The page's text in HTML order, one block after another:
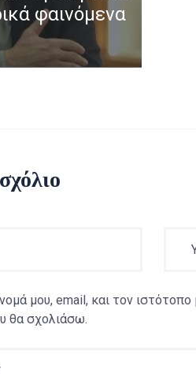
φαινόμενα
μου, email, και τον
θα σχολιάσω.